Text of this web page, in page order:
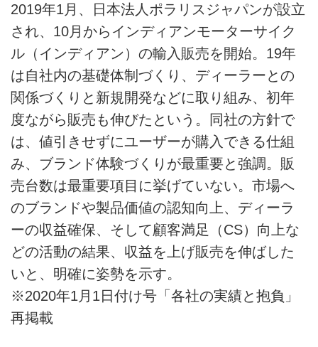
2019年1月、日本法人ポラリスジャパンが設立
され、10月からインディアンモーターサイク
ル（インディアン）の輸入販売を開始。19年
は自社内の基礎体制づくり、ディーラーとの
関係づくりと新規開発などに取り組み、初年
度ながら販売も伸びたという。同社の方針で
は、値引きせずにユーザーが購入できる仕組
み、ブランド体験づくりが最重要と強調。販
売台数は最重要項目に挙げていない。市場へ
のブランドや製品価値の認知向上、ディーラ
ーの収益確保、そして顧客満足（CS）向上な
どの活動の結果、収益を上げ販売を伸ばした
いと、明確に姿勢を示す。
※2020年1月1日付け号「各社の実績と抱負」
再掲載